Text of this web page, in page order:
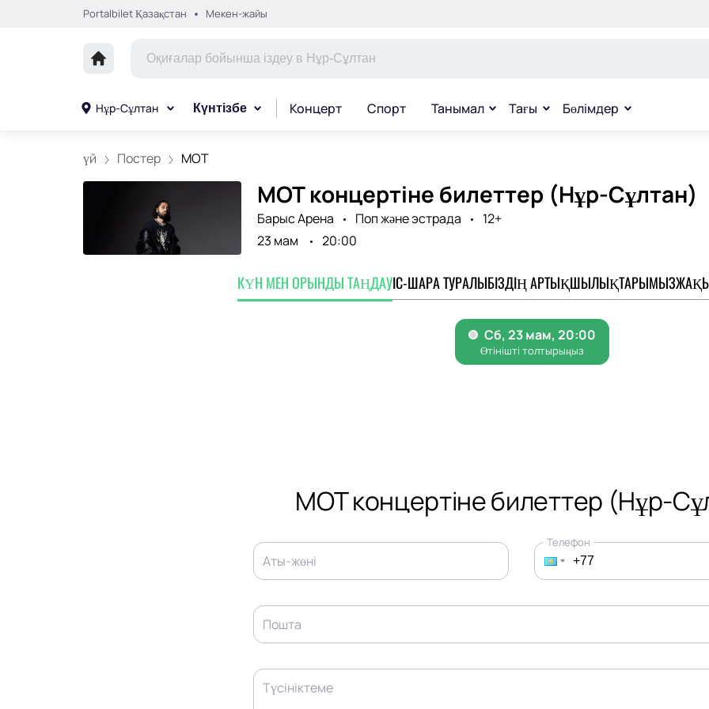
Portalbilet Қазақстан Мекен-жайы
Нұр-Сұлтан Күнтізбе Концерт Спорт Танымал Тағы Бөлімдер
үй Постер МОТ
MOT концертіне билеттер (Нұр-Сұлтан)
Барыс Арена Поп және эстрада
12+
23 мам
20:00
КҮН МЕН ОРЫНДЫ ТАҢДАУІС-ШАРА ТУРАЛЫБІЗДІҢ АРТЫҚШЫЛЫҚТАРЫМЫЗ
MOT концертіне билеттер (Нұр-
Аты-жөні
Телефон
Пошта
Түсініктеме